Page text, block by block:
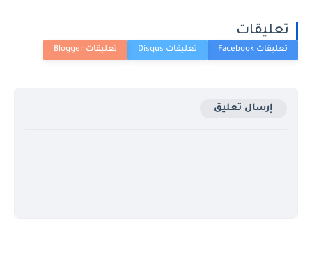
تعليقات
إرسال تعليق